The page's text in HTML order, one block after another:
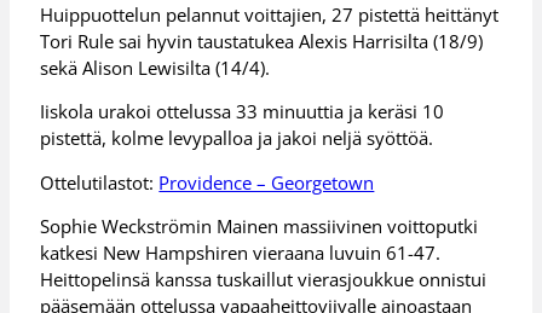
Huippuottelun pelannut voittajien, 27 pistettä heittänyt
Tori Rule sai hyvin taustatukea Alexis Harrisilta (18/9)
sekä Alison Lewisilta (14/4).
Iiskola urakoi ottelussa 33 minuuttia ja keräsi 10
pistettä, kolme levypalloa ja jakoi neljä syöttöä.
Ottelutilastot: Providence – Georgetown
Sophie Weckströmin Mainen massiivinen voittoputki
katkesi New Hampshiren vieraana luvuin 61-47.
Heittopelinsä kanssa tuskaillut vierasjoukkue onnistui
pääsemään ottelussa vapaaheittoviivalle ainoastaan